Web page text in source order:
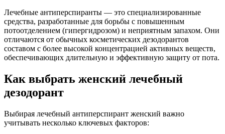
Лечебные антиперспиранты — это специализированные
средства, разработанные для борьбы с повышенным
потоотделением (гипергидрозом) и неприятным запахом. Они
отличаются от обычных косметических дезодорантов
составом с более высокой концентрацией активных веществ,
обеспечивающих длительную и эффективную защиту от пота.
Как выбрать женский лечебный
дезодорант
Выбирая лечебный антиперспирант женский важно
учитывать несколько ключевых факторов: